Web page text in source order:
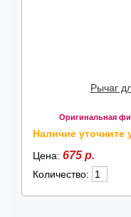
Рычаг
Оригинальная
Наличие уточните
Цена: 675 р.
Количество: